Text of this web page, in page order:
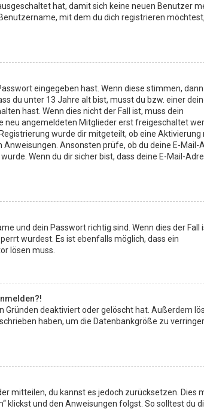
hat, damit sich keine neuen Benutzer
mit dem du dich registrieren
eingegeben hast. Wenn diese stimmen,
du unter 13 Jahre alt bist, musst du bzw. einer
hast. Wenn dies nicht der Fall ist, muss dein
neu angemeldeten Mitglieder erst freigeschaltet
wurde dir mitgeteilt, ob eine Aktivierung
Ansonsten prüfe, ob du deine E-Mail-
Wenn du dir sicher bist, dass deine E-Mail-
und dein Passwort richtig sind. Wenn dies der Fall
wurdest. Es ist ebenfalls möglich, dass ein
lösen muss.
Gründen deaktiviert oder gelöscht hat. Außerdem
haben, um die Datenbankgröße zu
mitteilen, du kannst es jedoch zurücksetzen. Dies
klickst und den Anweisungen folgst. So solltest du